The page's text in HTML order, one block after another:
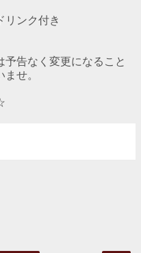
ク付き
予告なく変更になること
せ。